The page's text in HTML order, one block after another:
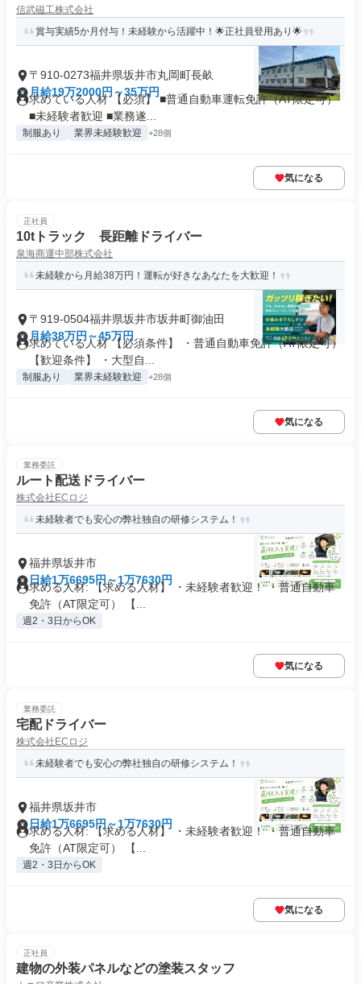
信武磁工株式会社
賞与実績5か月付与！未経験から活躍中！🌟正社員登用あり🌟
〒910-0273福井県坂井市丸岡町長畝
月給19万2000円～35万円
求めている人材 【必須】 ■普通自動車運転免許（AT限定可）
■未経験者歓迎 ■業務遂...
制服あり 業界未経験歓迎 +28個
気になる
正社員
10tトラック 長距離ドライバー
泉海商運中部株式会社
未経験から月給38万円！運転が好きなあなたを大歓迎！
〒919-0504福井県坂井市坂井町御油田
月給38万円～45万円
求めている人材 【必須条件】 ・普通自動車免許（AT限定可）
【歓迎条件】 ・大型自...
制服あり 業界未経験歓迎 +28個
気になる
業務委託
ルート配送ドライバー
株式会社ECロジ
未経験者でも安心の弊社独自の研修システム！
福井県坂井市
日給1万6695円～1万7630円
求める人材: 【求める人材】 ・未経験者歓迎！ ・普通自動車
免許（AT限定可） 【...
週2・3日からOK
気になる
業務委託
宅配ドライバー
株式会社ECロジ
未経験者でも安心の弊社独自の研修システム！
福井県坂井市
日給1万6695円～1万7630円
求める人材: 【求める人材】 ・未経験者歓迎！ ・普通自動車
免許（AT限定可） 【...
週2・3日からOK
気になる
正社員
建物の外装パネルなどの塗装スタッフ